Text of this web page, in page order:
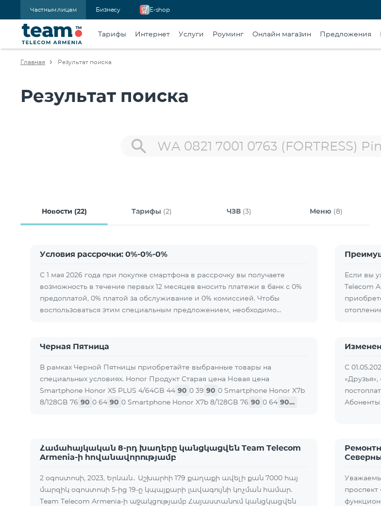
Частным лицам Бизнесу E-shop
Тарифы Интернет Услуги Роуминг Онлайн магазин Предложения
Главная Результат поиска
Результат поиска
Новости (22) Тарифы (2) ЧЗВ (3) Меню (8)
Условия рассрочки: 0%-0%-0%
С 1 мая 2026 года при покупке смартфона в рассрочку вы получаете
возможность в течение первых 12 месяцев вносить платежи в банк с 0%
предоплатой, 0% платой за обслуживание и 0% комиссией. Чтобы
воспользоваться этим специальным предложением, необходимо…
Если вы
Telecom
Черная Пятница
В рамках Черной Пятницы приобретайте выбранные товары на
специальных условиях. Honor Продукт Старая цена Новая цена
Smartphone Honor X5 PLUS 4/64GB 44 90 0 39 90 0 Smartphone Honor X7b
8/128GB 76 90 0 64 90 0 Smartphone Honor X7b 8/128GB 76 90 0 64 90…
С
Абоненты
Համահայկական 8-րդ խաղերը կանցկացվեն Team Telecom
Armenia-ի հովանավորությամբ
2 օգոստոսի, 2023, Երևան․ Աշխարհի 179 քաղաքի ավելի քան 7000 հայ
մարզիկ օգոստոսի 5-ից 19-ը կպայքարի լավագույնի կոչման համար.
Team Telecom Armenia-ի աջակցությամբ Հայաստանում կանցկացվեն
проспект